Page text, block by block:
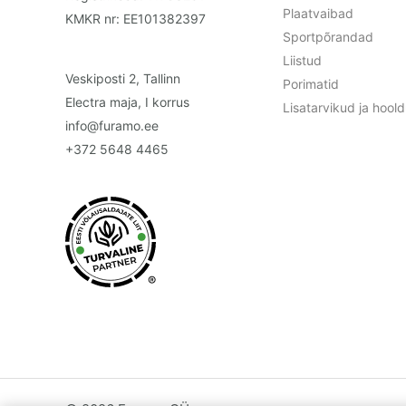
KMKR nr: EE101382397
Veskiposti 2, Tallinn
Electra maja, I korrus
info@furamo.ee
+372 5648 4465
®
Plaatvaibad
Sportpõrandad
Liistud
Porimatid
Lisatarvikud ja